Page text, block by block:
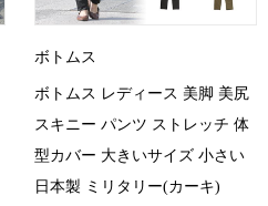
ボトムス
ボトムス レディース 美脚 美尻
スキニー パンツ ストレッチ 体
型カバー 大きいサイズ 小さい
日本製 ミリタリー(カーキ)